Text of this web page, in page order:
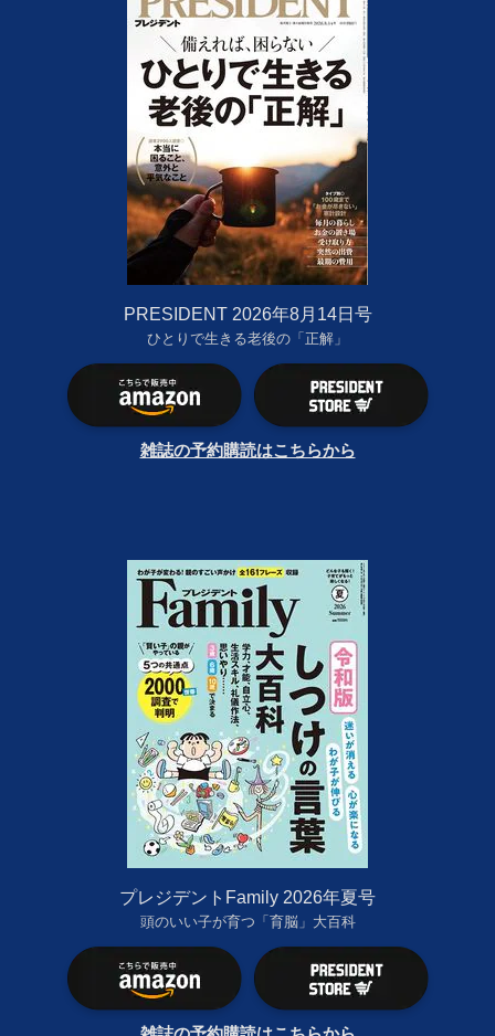
PRESIDENT 2026年8月14日号
ひとりで生きる老後の「正解」
雑誌の予約購読はこちらから
プレジデントFamily 2026年夏号
頭のいい子が育つ「育脳」大百科